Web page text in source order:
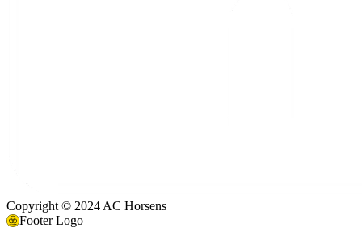
Copyright © 2024 AC Horsens
Footer Logo